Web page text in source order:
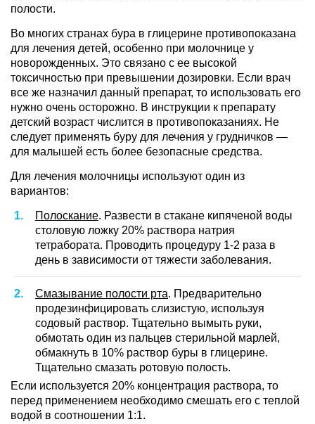
полости.
Во многих странах бура в глицерине противопоказана
для лечения детей, особенно при молочнице у
новорожденных. Это связано с ее высокой
токсичностью при превышении дозировки. Если врач
все же назначил данный препарат, то использовать его
нужно очень осторожно. В инструкции к препарату
детский возраст числится в противопоказаниях. Не
следует применять буру для лечения у грудничков —
для малышей есть более безопасные средства.
Для лечения молочницы используют один из
вариантов:
Полоскание. Развести в стакане кипяченой воды
столовую ложку 20% раствора натрия
тетрабората. Проводить процедуру 1-2 раза в
день в зависимости от тяжести заболевания.
Смазывание полости рта. Предварительно
продезинфицировать слизистую, используя
содовый раствор. Тщательно вымыть руки,
обмотать один из пальцев стерильной марлей,
обмакнуть в 10% раствор буры в глицерине.
Тщательно смазать ротовую полость.
Если используется 20% концентрация раствора, то
перед применением необходимо смешать его с теплой
водой в соотношении 1:1.